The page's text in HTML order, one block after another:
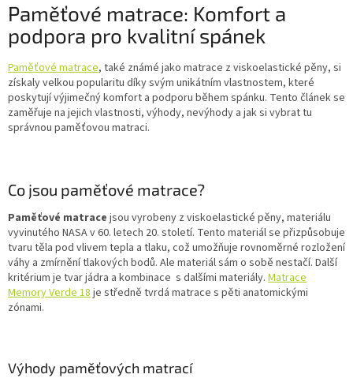
Paměťové matrace: Komfort a
podpora pro kvalitní spánek
Paměťové matrace, také známé jako matrace z viskoelastické pěny, si
získaly velkou popularitu díky svým unikátním vlastnostem, které
poskytují výjimečný komfort a podporu během spánku. Tento článek se
zaměřuje na jejich vlastnosti, výhody, nevýhody a jak si vybrat tu
správnou paměťovou matraci.
Co jsou paměťové matrace?
Paměťové matrace jsou vyrobeny z viskoelastické pěny, materiálu
vyvinutého NASA v 60. letech 20. století. Tento materiál se přizpůsobuje
tvaru těla pod vlivem tepla a tlaku, což umožňuje rovnoměrné rozložení
váhy a zmírnění tlakových bodů. Ale materiál sám o sobě nestačí. Další
kritérium je tvar jádra a kombinace s dalšími materiály. Matrace
Memory Verde 18je středně tvrdá matrace s pěti anatomickými
zónami.
Výhody paměťových matrací